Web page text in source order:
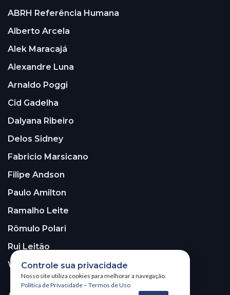
ABRH Referência Humana
Alberto Arcela
Alek Maracajá
Alexandre Luna
Arnaldo Poggi
Cid Gadelha
Dalyana Ribeiro
Delos Sidney
Fabricio Marsicano
Filipe Andson
Paulo Amilton
Ramalho Leite
Rômulo Polari
Rui Leitão
Walter Santos
Controle sua privacidade
Nosso site utiliza cookies para melhorar a navegação.
Política de Privacidade – Termos de Uso